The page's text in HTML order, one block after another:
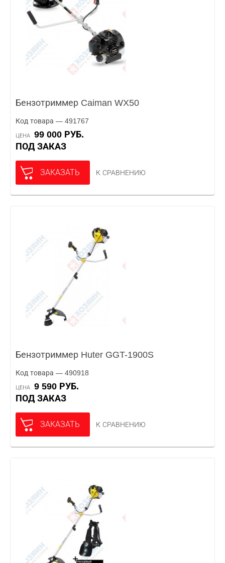
Бензотриммер Caiman WX50
Код товара — 491767
ЦЕНА
99 000 РУБ.
ПОД ЗАКАЗ
ЗАКАЗАТЬ К СРАВНЕНИЮ
Бензотриммер Huter GGT-1900S
Код товара — 490918
ЦЕНА
9 590 РУБ.
ПОД ЗАКАЗ
ЗАКАЗАТЬ К СРАВНЕНИЮ